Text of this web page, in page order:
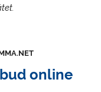
online